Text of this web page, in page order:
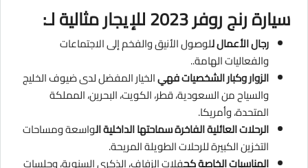
سيارة رنج روفر 2023 للإيجار مثالية لـ:
رجال الأعمال للوصول الأنيق والفخم إلى الاجتماعات
والفعاليات الهامة..
الزوار وكبار الشخصيات فهيالخيار المفضل لدى ضيوف الخليج
والسياح من السعودية، قطر، الكويت، البحرين، المملكة
المتحدة، وأمريكا.
الرحلات العائلية الفاخرة سماحتها الداخلية الواسعة ومساحات
التخزين الكبيرة للرحلات الطويلة المريحة.
المناسبات الخاصة كحفلات الزفاف، الذكرى السنوية، وجلسات